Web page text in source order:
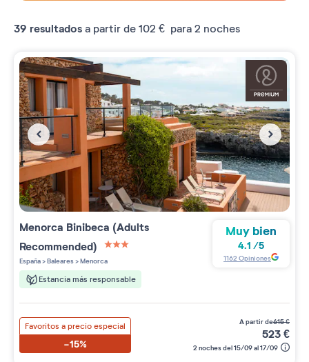
39 resultados a partir de 102 € para 2 noches
Menorca Binibeca (Adults
Recommended)
3 étoiles sur 5
España>Baleares>Menorca
Estancia más responsable
Muy bien
4.1 /5
1162 Opiniones
Favoritos a precio especial
-15%
a partir de615€
523€
2 noches del 15/09 al 17/09